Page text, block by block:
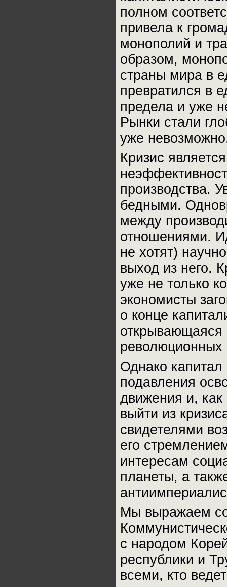
полном
привела к
монополий и
образом,
страны мира в
превратился в
предела и уже
Рынки стали
уже
Кризис
производства.
бедными.
между
отношениями.
не хотят)
выход из него.
уже не только
экономисты
о конце
открывающаяся
революционных
Однако
подавления
движения и, как
выйти из
свидетелями
его
интересам
планеты, а
Мы выражаем
с народом
республики и
всеми, кто